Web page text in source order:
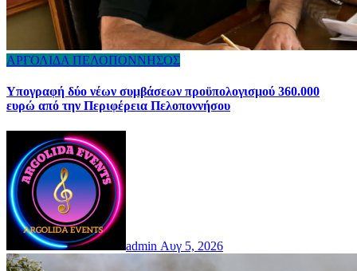
ΑΡΓΟΛΙΔΑ ΠΕΛΟΠΟΝΝΗΣΟΣ
Υπογραφή δύο νέων συμβάσεων προϋπολογισμού 360.000
ευρώ από την Περιφέρεια Πελοποννήσου
admin Αυγ 5, 2026